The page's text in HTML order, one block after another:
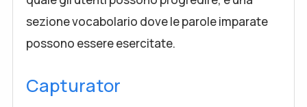
sezione vocabolario dove le parole imparate
possono essere esercitate.
Capturator